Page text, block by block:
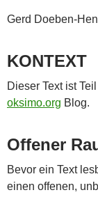
Gerd Doeben-
KONTEXT
Dieser Text ist
oksimo.org Blog.
Offener
Bevor ein Text
einen offenen,